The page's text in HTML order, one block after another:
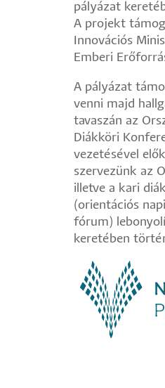
pályázat
A projekt
Innovációs
Emberi
A pályázat
venni majd
tavaszán az
Diákköri
vezetésével
szervezünk az
illetve a kari
(orientációs
fórum)
keretében